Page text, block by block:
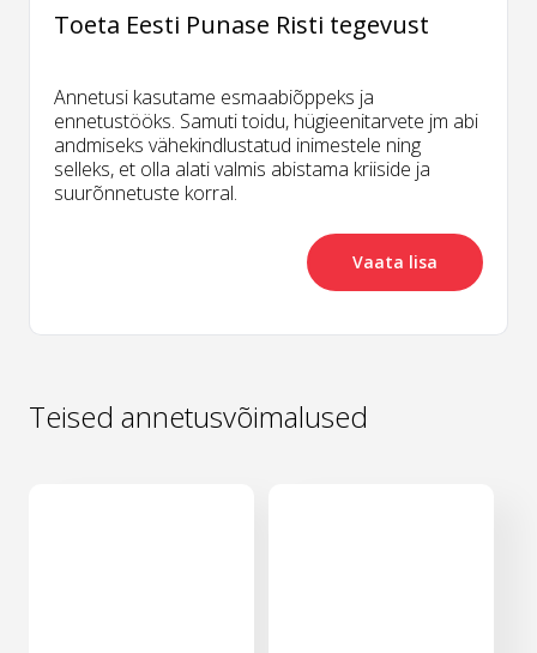
Toeta Eesti Punase Risti tegevust
Annetusi kasutame esmaabiõppeks ja
ennetustööks. Samuti toidu, hügieenitarvete jm abi
andmiseks vähekindlustatud inimestele ning
selleks, et olla alati valmis abistama kriiside ja
suurõnnetuste korral.
Vaata lisa
Teised annetusvõimalused